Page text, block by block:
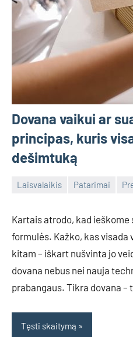
Dovana vaikui ar
principas, kuris
dešimtuką
Laisvalaikis Patarimai
Kartais atrodo, kad
formulės. Kažko, kas visada
kitam – iškart nušvinta jo
dovana nebus nei nauja
prabangaus. Tikra dovana
Tęsti skaitymą